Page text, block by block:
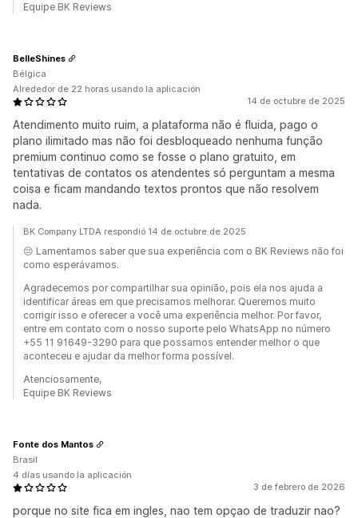
Equipe BK Reviews
14 de octubre de 2025
Atendimento muito ruim, a plataforma não é fluida, pago o
plano ilimitado mas não foi desbloqueado nenhuma função
premium continuo como se fosse o plano gratuito, em
tentativas de contatos os atendentes só perguntam a mesma
coisa e ficam mandando textos prontos que não resolvem
nada.
BelleShines
Bélgica
Alrededor de 22 horas usando la aplicación
BK Company LTDA respondió 14 de octubre de 2025
😔 Lamentamos saber que sua experiência com o BK Reviews não foi
como esperávamos.
Agradecemos por compartilhar sua opinião, pois ela nos ajuda a
identificar áreas em que precisamos melhorar. Queremos muito
corrigir isso e oferecer a você uma experiência melhor. Por favor,
entre em contato com o nosso suporte pelo WhatsApp no número
+55 11 91649-3290 para que possamos entender melhor o que
aconteceu e ajudar da melhor forma possível.
Atenciosamente,
Equipe BK Reviews
3 de febrero de 2026
porque no site fica em ingles, nao tem opçao de traduzir nao?
Fonte dos Mantos
Brasil
4 días usando la aplicación